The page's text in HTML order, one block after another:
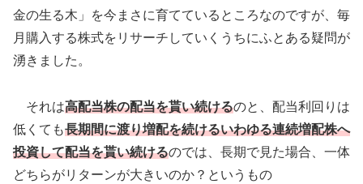
金の生る木」を今まさに育てているところなのですが、毎
月購入する株式をリサーチしていくうちにふとある疑問が
湧きました。
それは高配当株の配当を貰い続けるのと、配当利回りは
低くても長期間に渡り増配を続けるいわゆる連続増配株へ
投資して配当を貰い続けるのでは、長期で見た場合、一体
どちらがリターンが大きいのか？というもの